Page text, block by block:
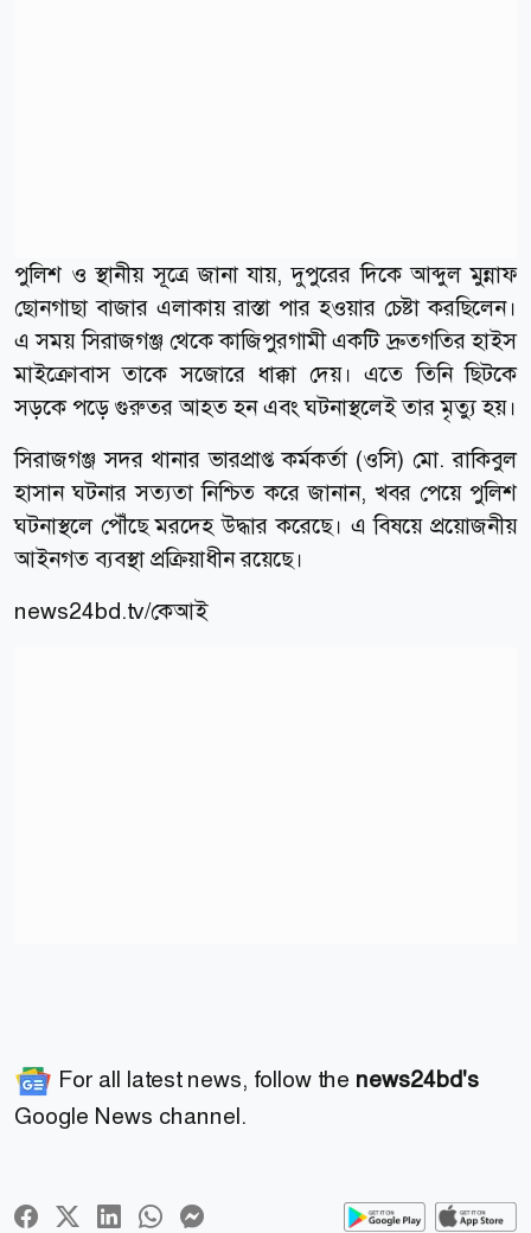
পুলিশ ও স্থানীয় সূত্রে জানা যায়, দুপুরের দিকে আব্দুল মুন্নাফ
ছোনগাছা বাজার এলাকায় রাস্তা পার হওয়ার চেষ্টা করছিলেন।
এ সময় সিরাজগঞ্জ থেকে কাজিপুরগামী একটি দ্রুতগতির হাইস
মাইক্রোবাস তাকে সজোরে ধাক্কা দেয়। এতে তিনি ছিটকে
সড়কে পড়ে গুরুতর আহত হন এবং ঘটনাস্থলেই তার মৃত্যু হয়।
সিরাজগঞ্জ সদর থানার ভারপ্রাপ্ত কর্মকর্তা (ওসি) মো. রাকিবুল
হাসান ঘটনার সত্যতা নিশ্চিত করে জানান, খবর পেয়ে পুলিশ
ঘটনাস্থলে পৌঁছে মরদেহ উদ্ধার করেছে। এ বিষয়ে প্রয়োজনীয়
আইনগত ব্যবস্থা প্রক্রিয়াধীন রয়েছে।
news24bd.tv/কেআই
For all latest news, follow the news24bd's
Google News channel.